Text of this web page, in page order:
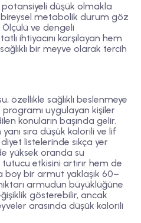
düşük olmakla
metabolik durum göz
ve dengeli
ihtiyacını karşılayan hem
bir meyve olarak tercih
özellikle sağlıklı beslenmeye
uygulayan kişiler
konuların başında gelir.
sıra düşük kalorili ve lif
diyet listelerinde sıkça yer
yüksek oranda su
etkisini artırır hem de
boy bir armut yaklaşık 60–
armudun büyüklüğüne
gösterebilir, ancak
arasında düşük kalorili